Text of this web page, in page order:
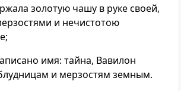
золотую чашу в руке своей,
и нечистотою
имя: тайна, Вавилон
и мерзостям земным.